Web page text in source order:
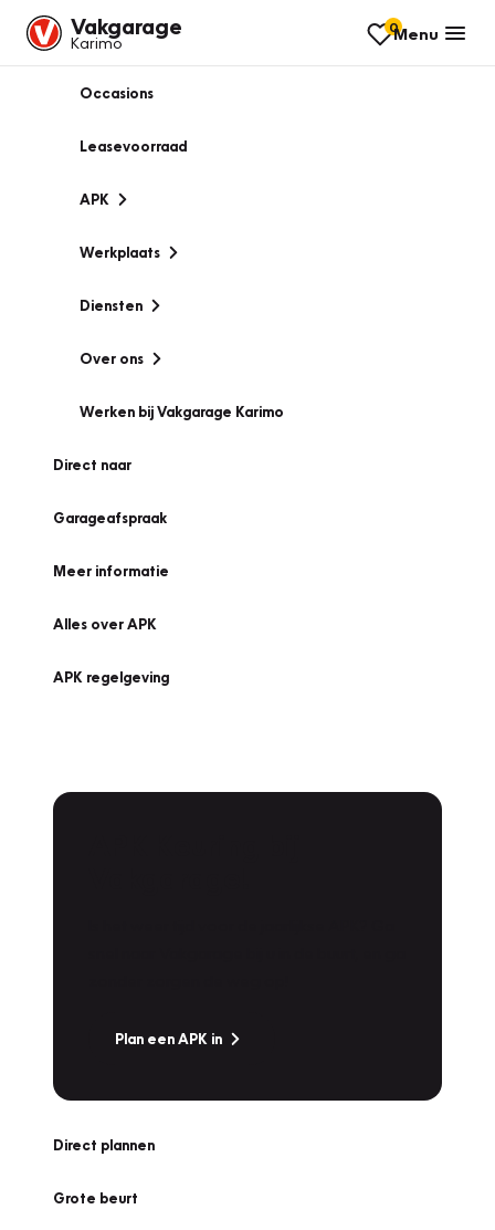
Vakgarage
Karimo
0Menu
Occasions
Leasevoorraad
APK
Werkplaats
Diensten
Over ons
Werken bij Vakgarage Karimo
Direct naar
Garageafspraak
Meer informatie
Alles over APK
APK regelgeving
Plan een APK in
Direct plannen
Grote beurt